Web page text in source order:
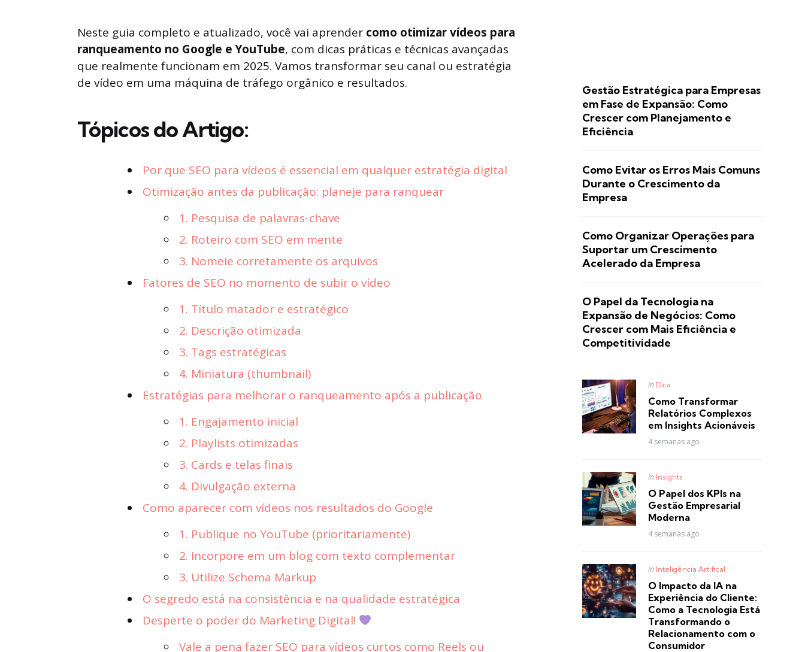
Neste guia completo e atualizado, você vai aprender como otimizar vídeos para
ranqueamento no Google e YouTube, com dicas práticas e técnicas avançadas
que realmente funcionam em 2025. Vamos transformar seu canal ou estratégia
de vídeo em uma máquina de tráfego orgânico e resultados.
Tópicos do Artigo:
Por que SEO para vídeos é essencial em qualquer estratégia digital
Otimização antes da publicação: planeje para ranquear
1. Pesquisa de palavras-chave
2. Roteiro com SEO em mente
3. Nomeie corretamente os arquivos
Fatores de SEO no momento de subir o vídeo
1. Título matador e estratégico
2. Descrição otimizada
3. Tags estratégicas
4. Miniatura (thumbnail)
Estratégias para melhorar o ranqueamento após a publicação
1. Engajamento inicial
2. Playlists otimizadas
3. Cards e telas finais
4. Divulgação externa
Como aparecer com vídeos nos resultados do Google
1. Publique no YouTube (prioritariamente)
2. Incorpore em um blog com texto complementar
3. Utilize Schema Markup
O segredo está na consistência e na qualidade estratégica
Desperte o poder do Marketing Digital!
Vale a pena fazer SEO para vídeos curtos como Reels ou
Gestão Estratégica para Empresas
em Fase de Expansão: Como
Crescer com Planejamento e
Eficiência
Como Evitar os Erros Mais Comuns
Durante o Crescimento da
Empresa
Como Organizar Operações para
Suportar um Crescimento
Acelerado da Empresa
O Papel da Tecnologia na
Expansão de Negócios: Como
Crescer com Mais Eficiência e
Competitividade
Posted
in Dica
Como Transformar
Relatórios Complexos
em Insights Acionáveis
4 semanas ago
Posted
in Insights
O Papel dos KPIs na
Gestão Empresarial
Moderna
4 semanas ago
Posted
in Inteligência Artifical
O Impacto da IA na
Experiência do Cliente:
Como a Tecnologia Está
Transformando o
Relacionamento com o
Consumidor